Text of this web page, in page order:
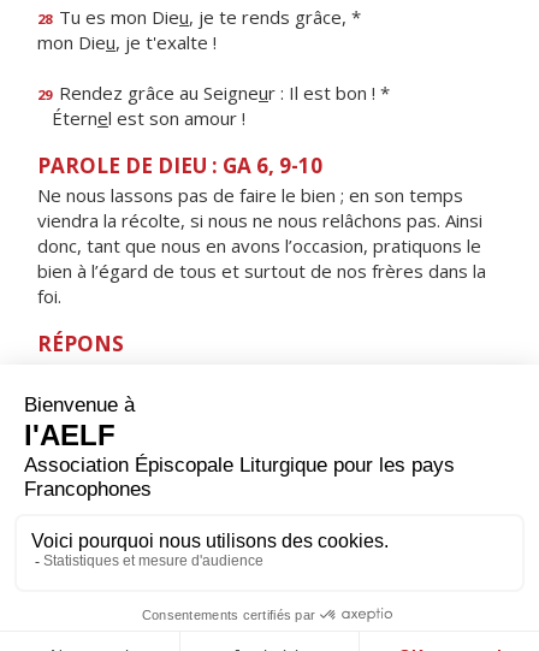
28 Tu es mon Dieu, je te rends grâce, *
mon Dieu, je t'exalte !
29 Rendez grâce au Seigneur : Il est bon ! *
Éternel est son amour !
PAROLE DE DIEU : GA 6, 9-10
Ne nous lassons pas de faire le bien ; en son temps
viendra la récolte, si nous ne nous relâchons pas. Ainsi
donc, tant que nous en avons l’occasion, pratiquons le
bien à l’égard de tous et surtout de nos frères dans la
foi.
RÉPONS
je garderai tes commandements
ORAISON
Tu protèges, Seigneur, ceux qui comptent sur toi ; sans
toi rien n'est fort et rien n'est saint : multiplie pour nous
en faisant un bon usage des biens qui passent, nous